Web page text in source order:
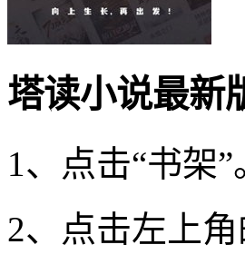
塔读小说最新
1、点击“书架”
2、点击左上